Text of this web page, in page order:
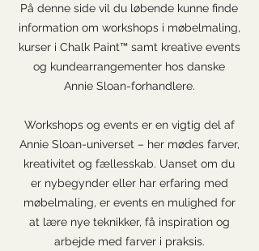
På denne side vil du løbende kunne finde
information om workshops i møbelmaling,
kurser i Chalk Paint™ samt kreative events
og kundearrangementer hos danske
Annie Sloan-forhandlere.
Workshops og events er en vigtig del af
Annie Sloan-universet – her mødes farver,
kreativitet og fællesskab. Uanset om du
er nybegynder eller har erfaring med
møbelmaling, er events en mulighed for
at lære nye teknikker, få inspiration og
arbejde med farver i praksis.